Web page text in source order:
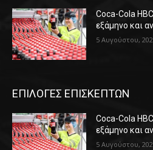
Coca-Cola
εξάμηνο και
5 Αυγούστου,
ΕΠΙΛΟΓΕΣ ΕΠΙΣΚΕΠΤΩΝ
Coca-Cola
εξάμηνο και
5 Αυγούστου,